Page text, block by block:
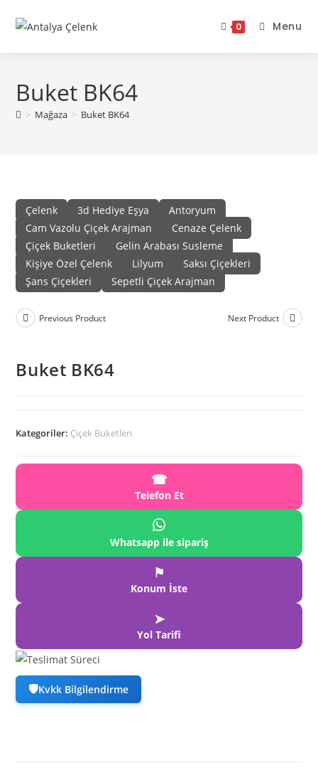
0 Menu
Buket BK64
> Mağaza > Buket BK64
Çelenk 3d Hediye Eşya
Antoryum
Cam Vazolu Çiçek Arajman
Cenaze Çelenk
Çiçek Buketleri
Gelin Arabası Susleme
Kişiye Özel Çelenk
Lilyum
Saksı Çiçekleri
Şans Çiçekleri
Sepetli Çiçek Arajman
Previous Product Next Product
Buket BK64
Kategoriler: Çiçek Buketleri
☎
Telefon Et
Whatsapp ile sipariş
⚑
Konum İste
➤
Yol Tarifi
🛡Kvkk Bilgilendirme